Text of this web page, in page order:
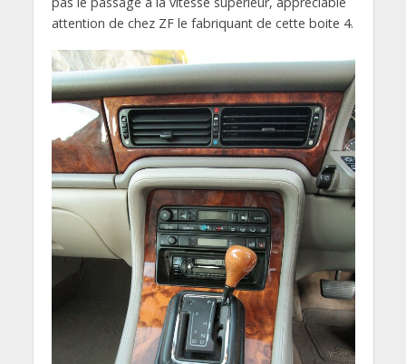
attention de chez ZF le fabriquant de cette boite 4.